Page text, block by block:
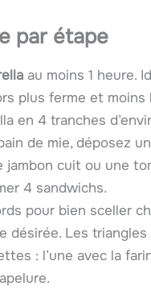
par étape
au moins 1 heure.
plus ferme et moins
en 4 tranches
de mie, déposez
jambon cuit ou une
4 sandwichs.
pour bien sceller
désirée. Les
: l’une avec la